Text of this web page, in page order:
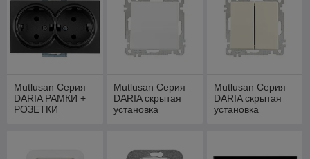
Mutlusan Серия
DARIA РАМКИ +
РОЗЕТКИ
Mutlusan Серия
DARIA скрытая
установка
Mutlusan Серия
DARIA скрытая
установка